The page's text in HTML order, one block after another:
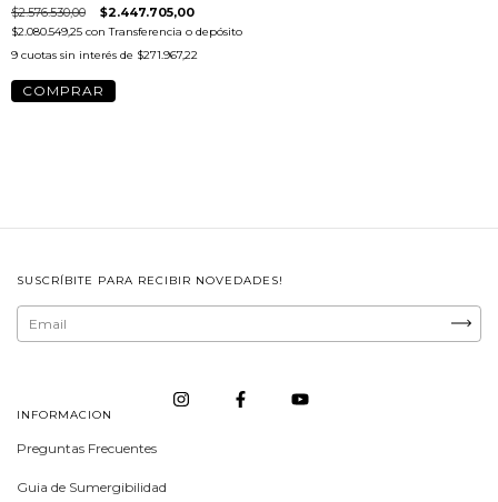
$2.576.530,00 $2.447.705,00
$2.080.549,25 con Transferencia o depósito
9 cuotas sin interés de $271.967,22
SUSCRÍBITE PARA RECIBIR NOVEDADES!
INFORMACION
Preguntas Frecuentes
Guia de Sumergibilidad